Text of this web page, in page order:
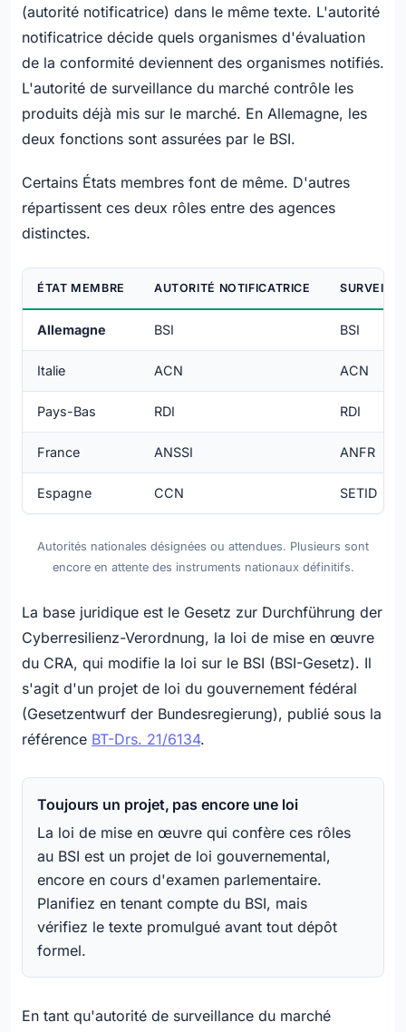
(autorité notificatrice) dans le même texte. L'autorité
notificatrice décide quels organismes d'évaluation
de la conformité deviennent des organismes notifiés.
L'autorité de surveillance du marché contrôle les
produits déjà mis sur le marché. En Allemagne, les
deux fonctions sont assurées par le BSI.
Certains États membres font de même. D'autres
répartissent ces deux rôles entre des agences
distinctes.
ÉTAT MEMBRE AUTORITÉ NOTIFICATRICE
Allemagne BSI BSI
Italie ACN ACN
Pays-Bas RDI RDI
France ANSSI ANFR
Espagne CCN SETID
Autorités nationales désignées ou attendues. Plusieurs sont
encore en attente des instruments nationaux définitifs.
La base juridique est le Gesetz zur Durchführung der
Cyberresilienz-Verordnung, la loi de mise en œuvre
du CRA, qui modifie la loi sur le BSI (BSI-Gesetz). Il
s'agit d'un projet de loi du gouvernement fédéral
(Gesetzentwurf der Bundesregierung), publié sous la
référence BT-Drs. 21/6134.
Toujours un projet, pas encore une loi
La loi de mise en œuvre qui confère ces rôles
au BSI est un projet de loi gouvernemental,
encore en cours d'examen parlementaire.
Planifiez en tenant compte du BSI, mais
vérifiez le texte promulgué avant tout dépôt
formel.
En tant qu'autorité de surveillance du marché